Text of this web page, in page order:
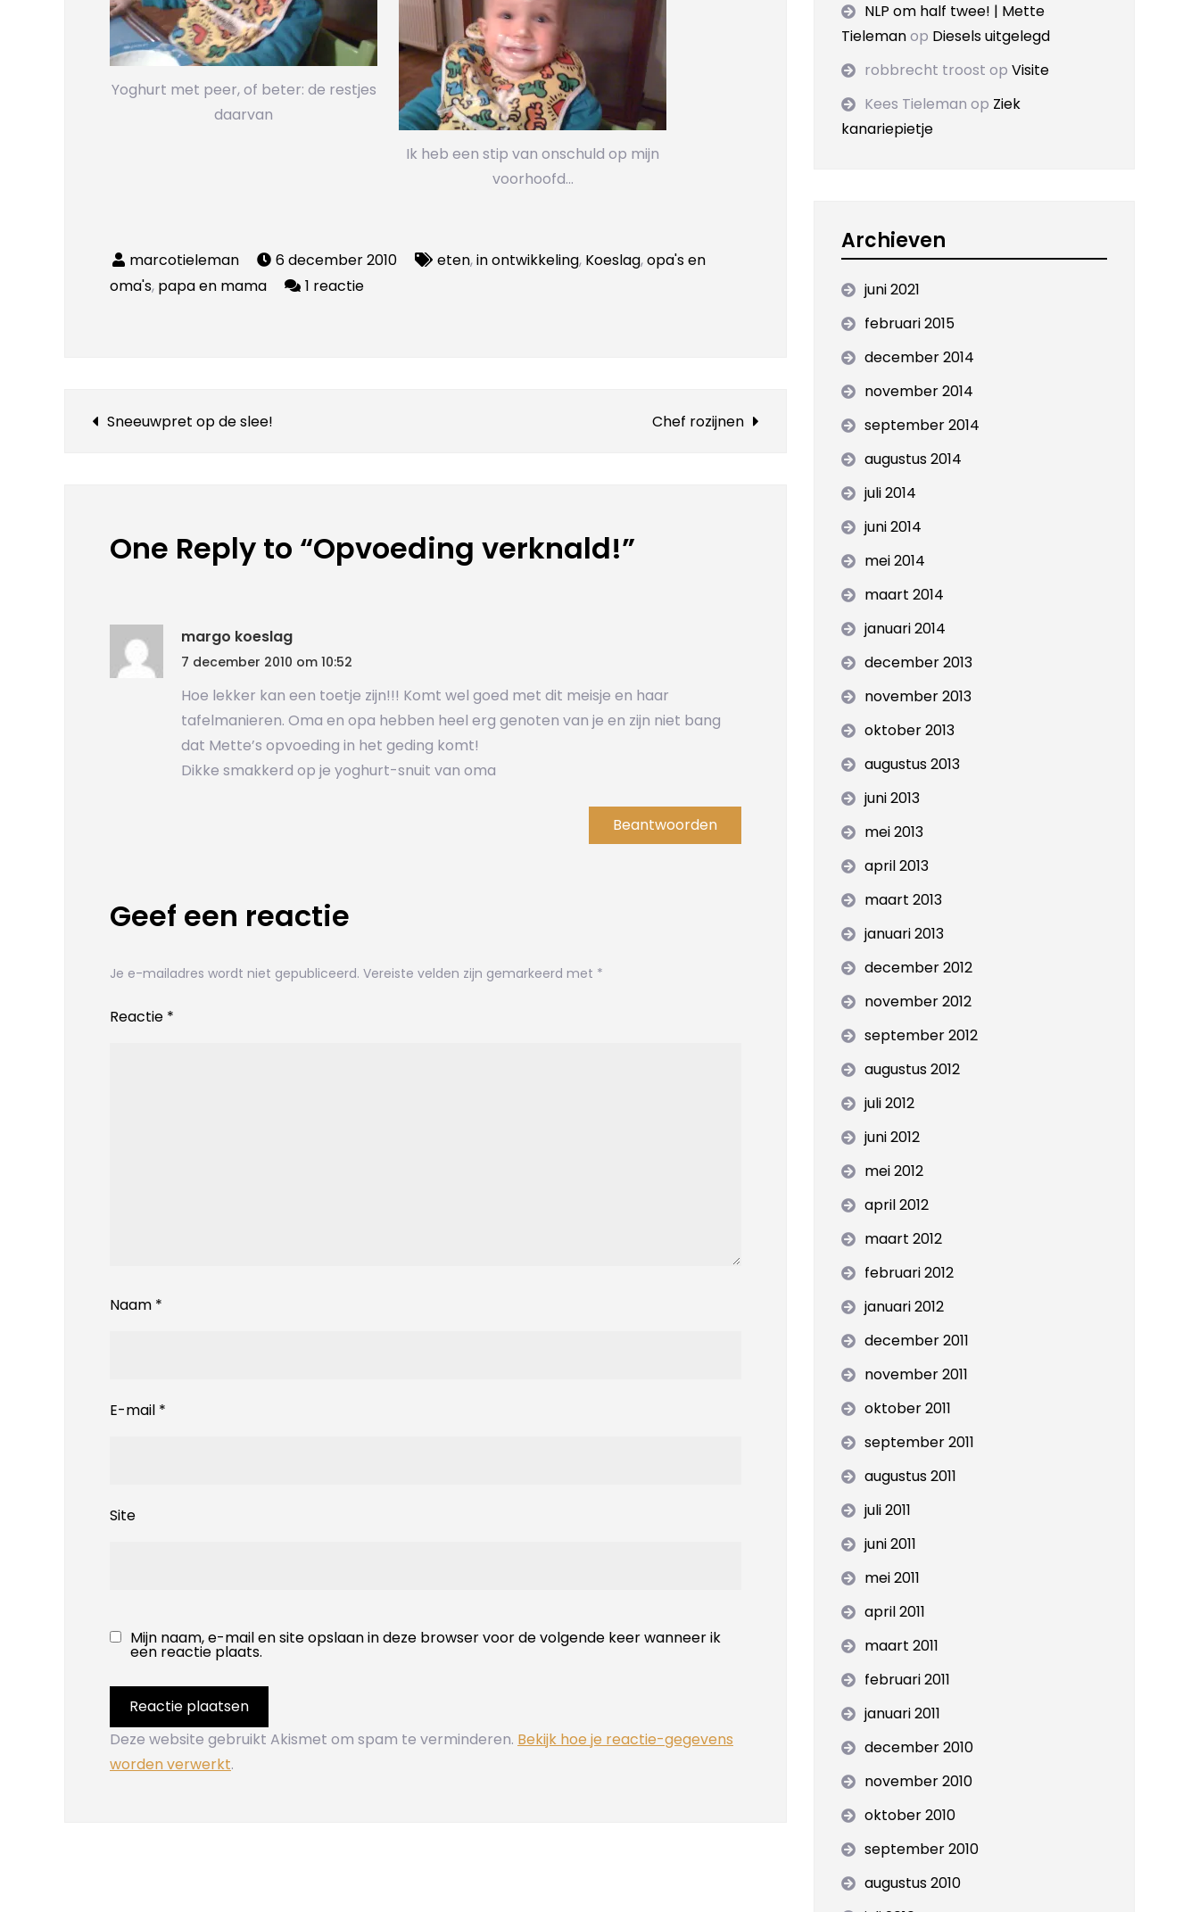
Yoghurt met peer, of beter: de restjes
daarvan
Ik heb een stip van onschuld op mijn
voorhoofd...
6 december 2010 eten,in ontwikkeling, Koeslag,opa's en
oma's, papa en mama 1 reactieop
Bericht
Sneeuwpret op de slee! Chef rozijnen
One Reply to “Opvoeding verknald!”
margo koeslag
7 december 2010 om 10:52
Hoe lekker kan een toetje zijn!!! Komt wel goed met dit meisje en haar
tafelmanieren. Oma en opa hebben heel erg genoten van je en zijn niet bang
dat Mette’s opvoeding in het geding komt!
Dikke smakkerd op je yoghurt-snuit van oma
Beantwoorden
Geef een reactie
Je e-mailadres wordt niet gepubliceerd. Vereiste velden zijn gemarkeerd met *
Reactie *
Naam *
E-mail *
Site
Mijn naam, e-mail en site opslaan in deze browser voor de volgende keer wanneer ik
een reactie plaats.
Deze website gebruikt Akismet om spam te verminderen. Bekijk hoe je reactie-gegevens
worden verwerkt.
NLP om half twee! | Mette
Tielemanop Diesels uitgelegd
robbrecht troost op Visite
Kees Tieleman op Ziek
kanariepietje
Archieven
juni 2021
februari 2015
december 2014
november 2014
september 2014
augustus 2014
juli 2014
juni 2014
mei 2014
maart 2014
januari 2014
december 2013
november 2013
oktober 2013
augustus 2013
juni 2013
mei 2013
april 2013
maart 2013
januari 2013
december 2012
november 2012
september 2012
augustus 2012
juli 2012
juni 2012
mei 2012
april 2012
maart 2012
februari 2012
januari 2012
december 2011
november 2011
oktober 2011
september 2011
augustus 2011
juli 2011
juni 2011
mei 2011
april 2011
maart 2011
februari 2011
januari 2011
december 2010
november 2010
oktober 2010
september 2010
augustus 2010